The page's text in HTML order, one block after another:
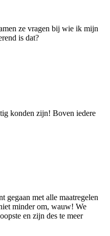
ze vragen bij wie ik mijn
is dat?
konden zijn! Boven iedere
gegaan met alle maatregelen
minder om, wauw! We
en zijn des te meer